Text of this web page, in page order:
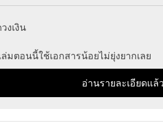
งเงิน
มตอนนี้ใช้เอกสารน้อยไม่ยุ่งยากเลย
อ่านรายละเอียดแล้